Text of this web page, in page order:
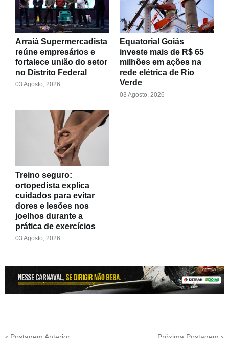
Arraiá Supermercadista
reúne empresários e
fortalece união do setor
no Distrito Federal
03 Agosto, 2026
Equatorial Goiás
investe mais de R$ 65
milhões em ações na
rede elétrica de Rio
Verde
03 Agosto, 2026
Treino seguro:
ortopedista explica
cuidados para evitar
dores e lesões nos
joelhos durante a
prática de exercícios
03 Agosto, 2026